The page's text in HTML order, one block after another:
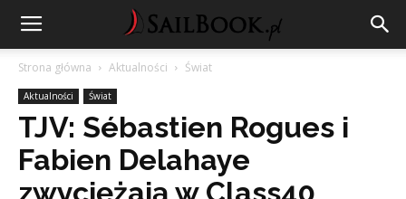
Strona główna Aktualności Świat
Aktualności Świat
TJV: Sébastien Rogues i
Fabien Delahaye
zwyciężają w Class40